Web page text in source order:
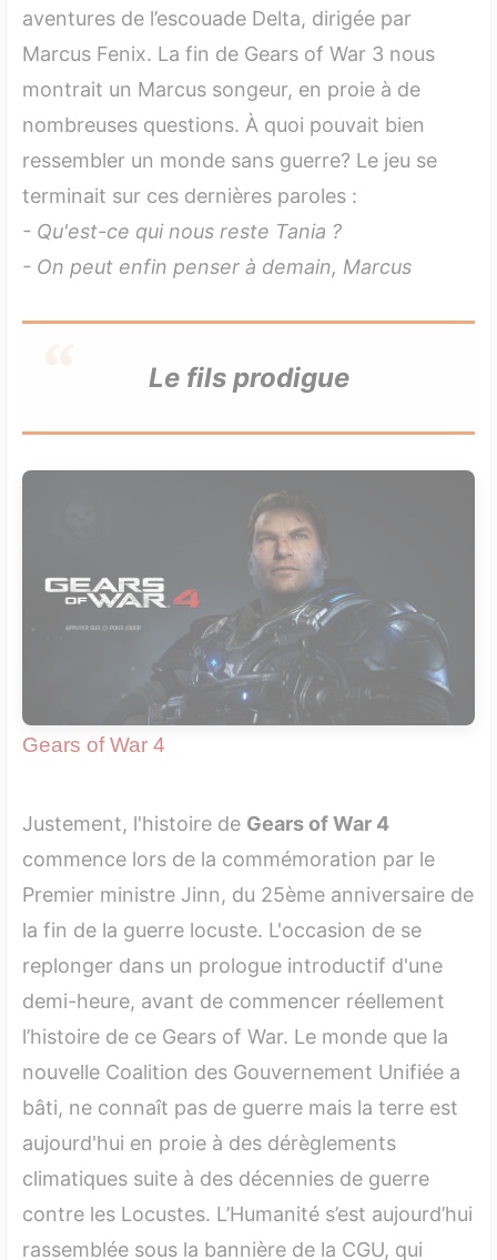
aventures de l’escouade Delta, dirigée par
Marcus Fenix. La fin de Gears of War 3 nous
montrait un Marcus songeur, en proie à de
nombreuses questions. À quoi pouvait bien
ressembler un monde sans guerre? Le jeu se
terminait sur ces dernières paroles :
- Qu'est-ce qui nous reste Tania ?
- On peut enfin penser à demain, Marcus
Le fils prodigue
Gears of War 4
Justement, l'histoire de Gears of War 4
commence lors de la commémoration par le
Premier ministre Jinn, du 25ème anniversaire de
la fin de la guerre locuste. L'occasion de se
replonger dans un prologue introductif d'une
demi-heure, avant de commencer réellement
l’histoire de ce Gears of War. Le monde que la
nouvelle Coalition des Gouvernement Unifiée a
bâti, ne connaît pas de guerre mais la terre est
aujourd'hui en proie à des dérèglements
climatiques suite à des décennies de guerre
contre les Locustes. L’Humanité s’est aujourd’hui
rassemblée sous la bannière de la CGU, qui